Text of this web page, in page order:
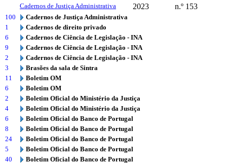
Cadernos de Justiça Administrativa 2023 n.º 153
100
Cadernos de Justiça Administrativa
1
Cadernos de direito privado
6
Cadernos de Ciência de Legislação - INA
9
Cadernos de Ciência de Legislação - INA
2
Cadernos de Ciência de Legislação - INA
3
Brasões da sala de Sintra
11
Boletim OM
6
Boletim OM
2
Boletim Oficial do Ministério da Justiça
4
Boletim Oficial do Ministério da Justiça
6
Boletim Oficial do Banco de Portugal
8
Boletim Oficial do Banco de Portugal
24
Boletim Oficial do Banco de Portugal
5
Boletim Oficial do Banco de Portugal
40
Boletim Oficial do Banco de Portugal